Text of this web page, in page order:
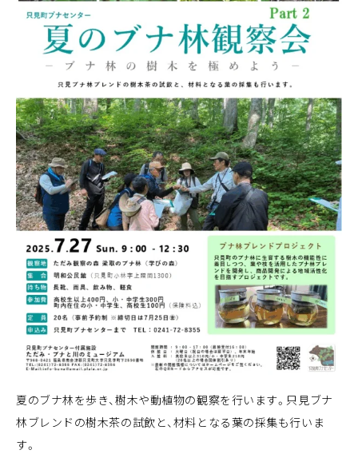
夏のブナ林を歩き、樹木や動植物の観察を行います。只見ブナ
林ブレンドの樹木茶の試飲と、材料となる葉の採集も行いま
す。